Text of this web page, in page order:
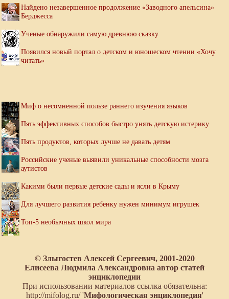
Найдено незавершенное продолжение «Заводного апельсина»
Берджесса
Ученые обнаружили самую древнюю сказку
Появился новый портал о детском и юношеском чтении «Хочу
читать»
Миф о несомненной пользе раннего изучения языков
Пять эффективных способов быстро унять детскую истерику
Пять продуктов, которых лучше не давать детям
Российские ученые выявили уникальные способности мозга
аутистов
Какими были первые детские сады и ясли в Крыму
Для лучшего развития ребенку нужен минимум игрушек
Топ-5 необычных школ мира
© Злыгостев Алексей Сергеевич, 2001-2020
Елисеева Людмила Александровна автор статей
энциклопедии
При использовании материалов ссылка обязательна:
http://mifolog.ru/ 'Мифологическая энциклопедия'